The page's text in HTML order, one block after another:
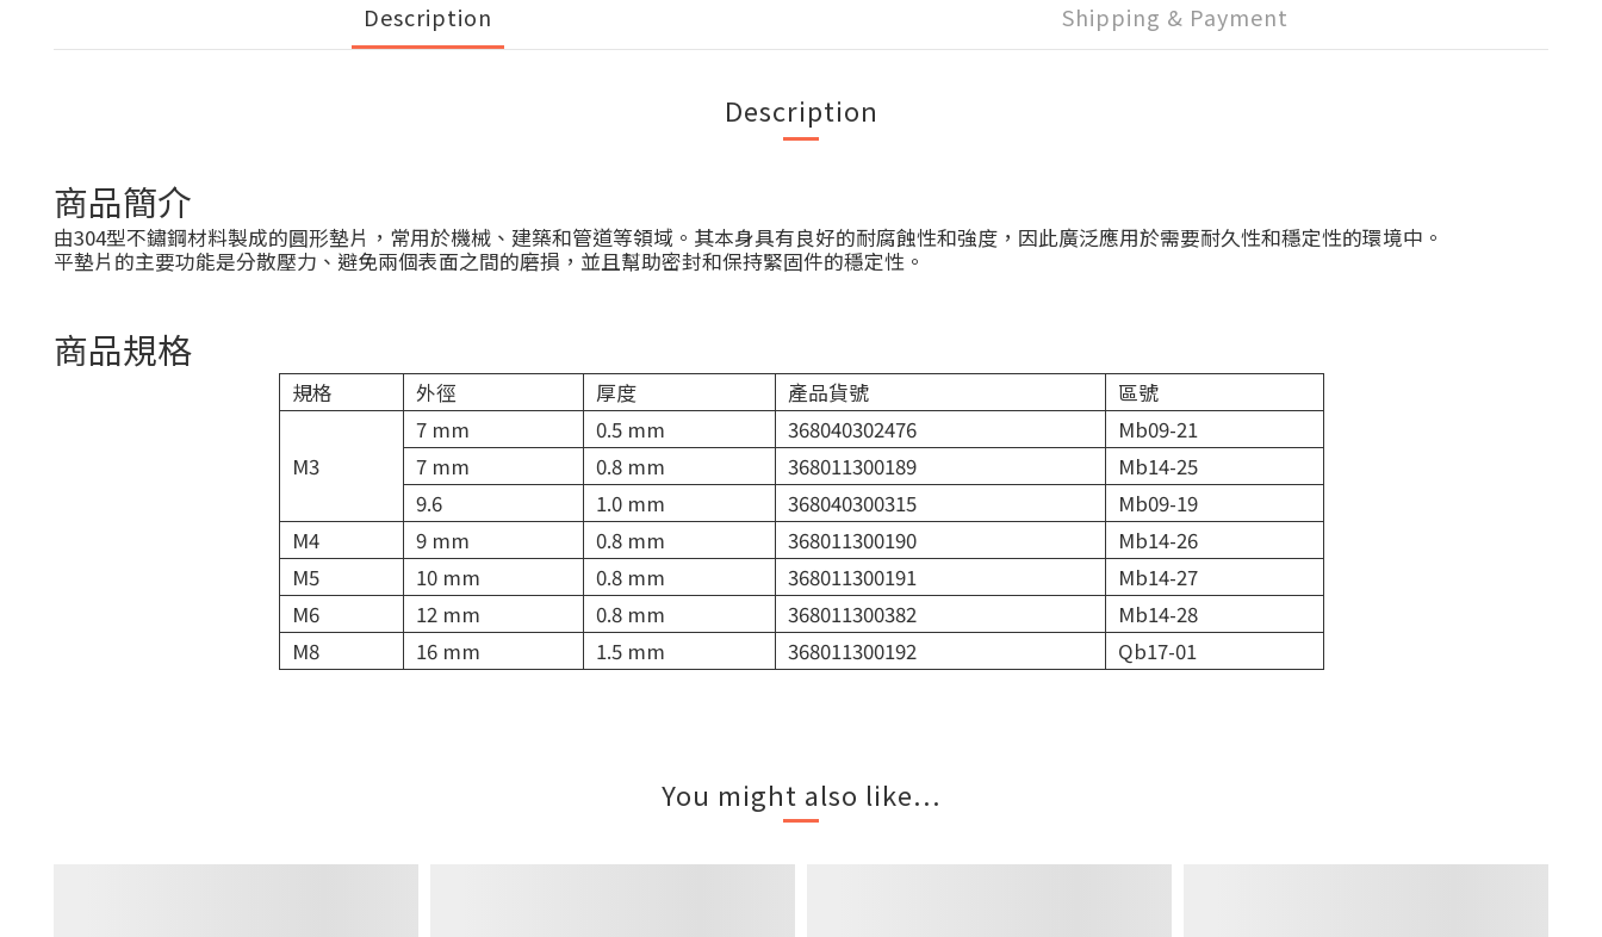
Description Shipping & Payment
Description
商品簡介
由304型不鏽鋼材料製成的圓形墊片，常用於機械、建築和管道等領域。其本身具有良好的耐腐蝕性和強度，因此廣泛應用於需要耐久性和穩定性的環境中。
平墊片的主要功能是分散壓力、避免兩個表面之間的磨損，並且幫助密封和保持緊固件的穩定性。
商品規格
規格 外徑 厚度 產品貨號 區號
M3
7 mm 0.5 mm 368040302476
Mb09-21
7 mm
0.8 mm 368011300189
Mb14-25
9.6
1.0 mm 368040300315
Mb09-19
M4
9 mm 0.8 mm 368011300190
Mb14-26
M5
10 mm 0.8 mm 368011300191
Mb14-27
M6
12 mm 0.8 mm 368011300382
Mb14-28
M8
16 mm 1.5 mm 368011300192 Qb17-01
You might also like...